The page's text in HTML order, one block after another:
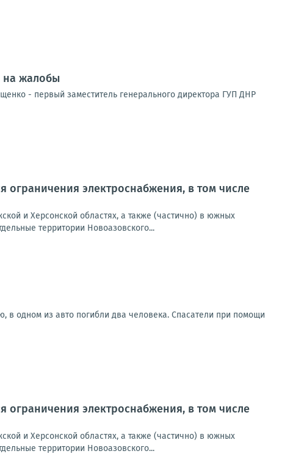
на жалобы
- первый заместитель генерального директора ГУП ДНР
электроснабжения, в том числе
и Херсонской областях, а также (частично) в южных
территории Новоазовского...
одном из авто погибли два человека. Спасатели при помощи
электроснабжения, в том числе
и Херсонской областях, а также (частично) в южных
территории Новоазовского...